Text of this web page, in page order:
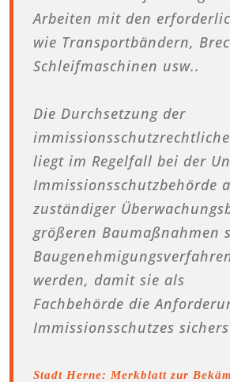
Arbeiten mit den
wie Transportbändern,
Schleifmaschinen usw..
Die Durchsetzung der
liegt im Regelfall bei der
Immissionsschutzbehörde
zuständiger
größeren Baumaßnahmen
werden, damit sie als
Fachbehörde die
Immissionsschutzes
Stadt Herne: Merkblatt zur